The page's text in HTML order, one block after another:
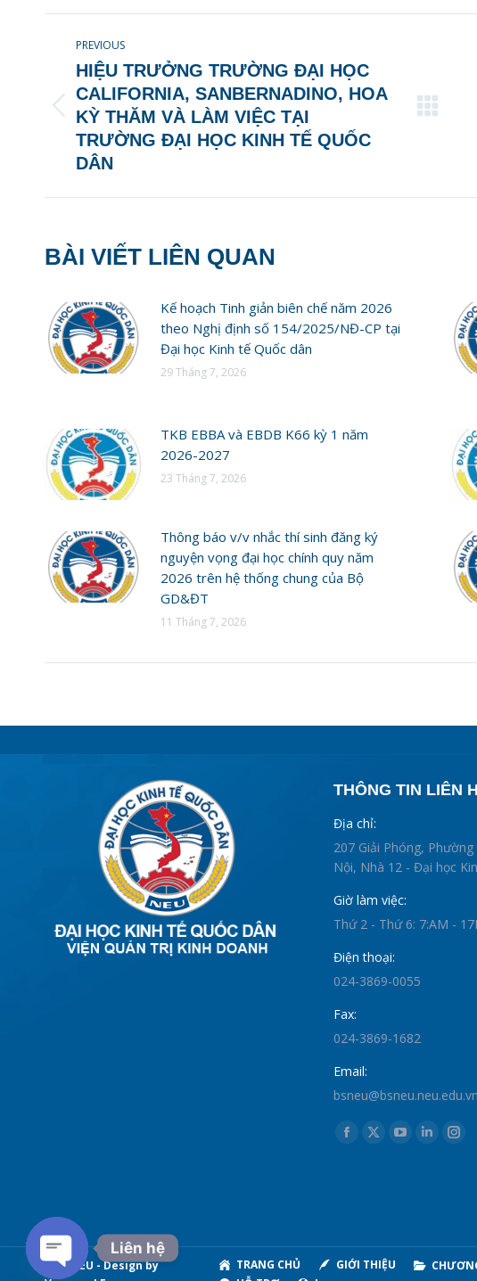
NAVIGATION
PREVIOUS
Previous
post:
HIỆU TRƯỞNG TRƯỜNG ĐẠI HỌC
CALIFORNIA, SANBERNADINO, HOA
KỲ THĂM VÀ LÀM VIỆC TẠI
TRƯỜNG ĐẠI HỌC KINH TẾ QUỐC
DÂN
BÀI VIẾT LIÊN QUAN
Kế hoạch Tinh giản biên chế năm 2026
theo Nghị định số 154/2025/NĐ-CP tại
Đại học Kinh tế Quốc dân
29 Tháng 7, 2026
TKB EBBA và EBDB K66 kỳ 1 năm
2026-2027
23 Tháng 7, 2026
Thông báo v/v nhắc thí sinh đăng ký
nguyện vọng đại học chính quy năm
2026 trên hệ thống chung của Bộ
GD&ĐT
11 Tháng 7, 2026
THÔNG TIN LIÊN
Địa chỉ:
207 Giải Phóng,
Nội, Nhà 12 - Đại học
Giờ làm việc:
Thứ 2 - Thứ 6: 7:AM -
Điện thoại:
024-3869-0055
Fax:
024-3869-1682
Email:
bsneu@bsneu.neu.edu.vn
Find us on:
Facebook
window
X
window
YouTube
window
Linkedin
window
© BSNEU - Design by
TRANG CHỦ GIỚI THIỆU
Liên hệ